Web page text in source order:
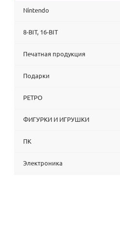
Nintendo
8-BIT, 16-BIT
Печатная продукция
Подарки
РЕТРО
ФИГУРКИ И ИГРУШКИ
ПК
Электроника